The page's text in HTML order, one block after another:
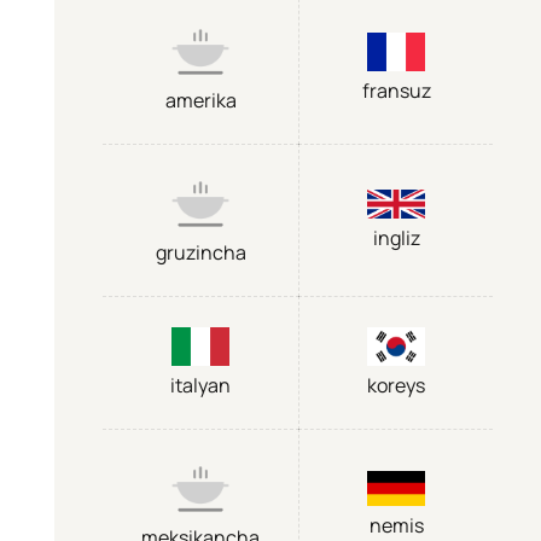
amerika fransuz
gruzincha
ingliz
italyan koreys
nemis